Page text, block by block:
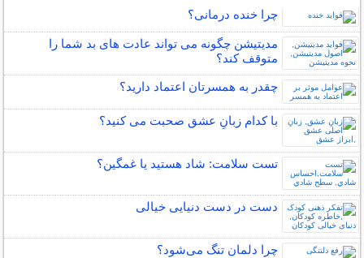
چرا خنده درمانی؟
مدیتیشن چگونه می تواند عادت های بد شما را
متوقف کند؟
چقدر به همسرتان اعتماد دارید؟
با کدام زبانِ عشق صحبت می کنید؟
تست سلامت: شاد هستيد يا غمگين؟
دست در دست دنیایی خیالی
چرا دلمان تنگ می‌شود؟